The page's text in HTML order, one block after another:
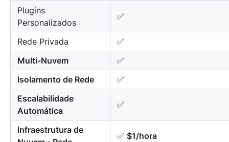
Plugins
Personalizados
✅
Rede Privada
✅
Multi-Nuvem
✅
Isolamento de Rede
✅
Escalabilidade
Automática
✅
Infraestrutura de
✅ $1/hora